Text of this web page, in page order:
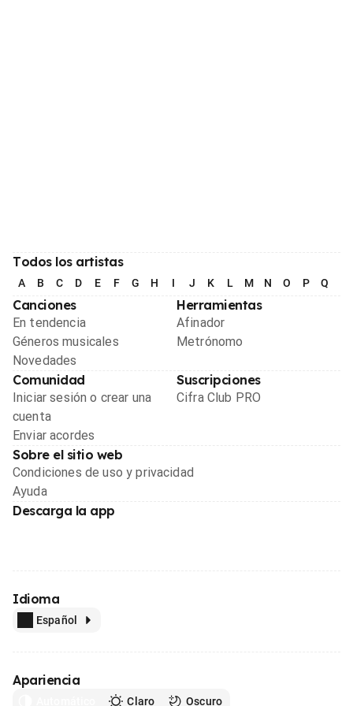
Todos los artistas
A B C D E F G H I J K L M N O P Q
Canciones
En tendencia
Géneros musicales
Novedades
Herramientas
Afinador
Metrónomo
Comunidad
Iniciar sesión o crear una
cuenta
Enviar acordes
Suscripciones
Cifra Club PRO
Sobre el sitio web
Condiciones de uso y privacidad
Ayuda
Descarga la app
Idioma
Español
Apariencia
Claro Oscuro